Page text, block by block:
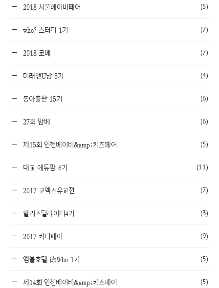
2018 서울베이비페어 (5)
who? 스터디 1기 (7)
2018 코베 (7)
미래앤U맘 5기 (4)
동아출판 15기 (6)
27회 맘베 (6)
제15회 인천베이비&amp;키즈페어 (5)
대교 에듀맘 6기 (11)
2017 코엑스유교전 (7)
할리스딜라이터4기 (3)
2017 키더페어 (9)
엠블호텔 德Who 1기 (5)
제14회 인천베이비&amp;키즈페어 (5)